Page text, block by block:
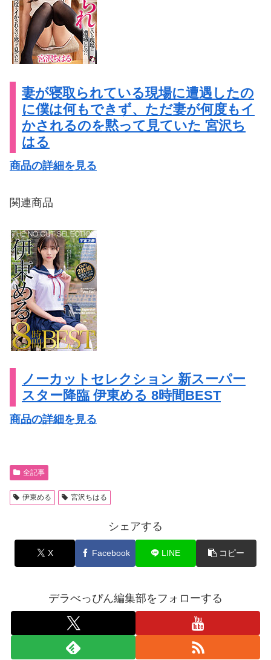
妻が寝取られている現場に遭遇したの
に僕は何もできず、ただ妻が何度もイ
かされるのを黙って見ていた 宮沢ち
はる
商品の詳細を見る
関連商品
ノーカットセレクション 新スーパー
スター降臨 伊東める 8時間BEST
商品の詳細を見る
全記事
伊東める 宮沢ちはる
シェアする
X Facebook LINE コピー
デラべっぴん編集部をフォローする